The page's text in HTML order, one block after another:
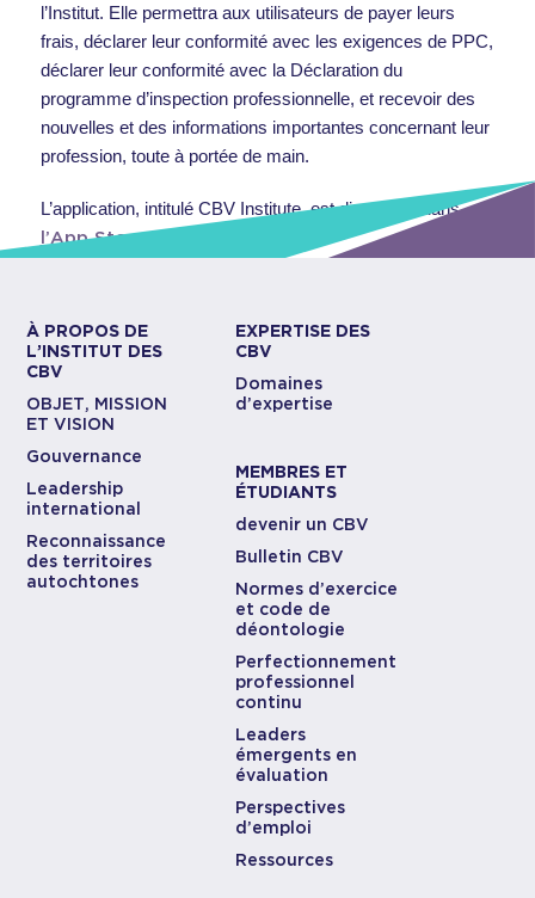
l’Institut. Elle permettra aux utilisateurs de payer leurs
frais, déclarer leur conformité avec les exigences de PPC,
déclarer leur conformité avec la Déclaration du
programme d’inspection professionnelle, et recevoir des
nouvelles et des informations importantes concernant leur
profession, toute à portée de main.
L’application, intitulé CBV Institute, est disponible dans
l’App Store et sur
À PROPOS DE
L’INSTITUT DES
CBV
OBJET, MISSION
ET VISION
Gouvernance
Leadership
international
Reconnaissance
des territoires
autochtones
EXPERTISE DES
CBV
Domaines
d’expertise
MEMBRES ET
ÉTUDIANTS
devenir un CBV
Bulletin CBV
Normes d’exercice
et code de
déontologie
Perfectionnement
professionnel
continu
Leaders
émergents en
évaluation
Perspectives
d’emploi
Ressources